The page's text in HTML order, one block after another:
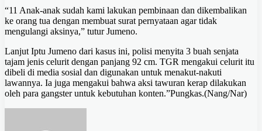
“11 Anak-anak sudah kami lakukan pembinaan dan dikembalikan
ke orang tua dengan membuat surat pernyataan agar tidak
mengulangi aksinya,” tutur Jumeno.
Lanjut Iptu Jumeno dari kasus ini, polisi menyita 3 buah senjata
tajam jenis celurit dengan panjang 92 cm. TGR mengakui celurit itu
dibeli di media sosial dan digunakan untuk menakut-nakuti
lawannya. Ia juga mengakui bahwa aksi tawuran kerap dilakukan
oleh para gangster untuk kebutuhan konten.”Pungkas.(Nang/Nar)